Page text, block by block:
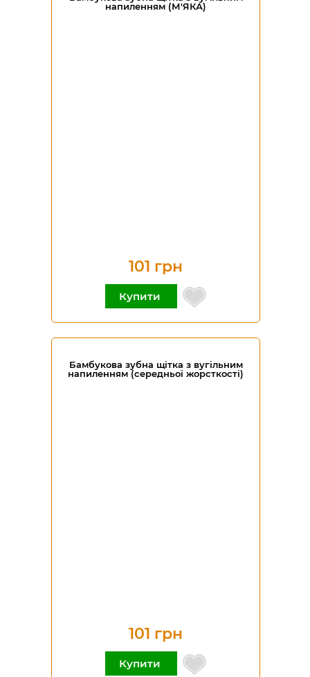
напиленням (М'ЯКА)
101 грн
Купити
Бамбукова зубна щітка з вугільним
напиленням (середньої жорсткості)
101 грн
Купити